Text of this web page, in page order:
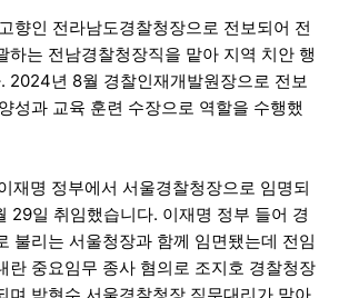
향인 전라남도경찰청장으로 전보되어 전
하는 전남경찰청장직을 맡아 지역 치안 행
2024년 8월 경찰인재개발원장으로 전보
성과 교육 훈련 수장으로 역할을 수행했
재명 정부에서 서울경찰청장으로 임명되
29일 취임했습니다. 이재명 정부 들어 경
불리는 서울청장과 함께 임면됐는데 전임
란 중요임무 종사 혐의로 조지호 경찰청장